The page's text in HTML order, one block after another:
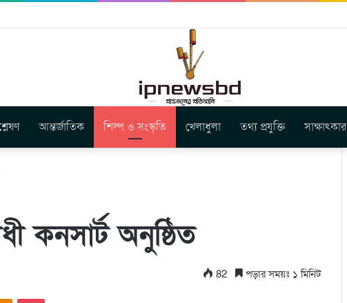
দি রাবুগার নতুন গান ‘Baljanggi’
আন্তর্জাতিক শিল্প ও সংস্কৃতি খেলাধুলা তথ্য প্রযুক্তি সাক্ষাৎকার
কনসার্ট অনুষ্ঠিত
82 পড়ার সময়ঃ ১ মিনিট